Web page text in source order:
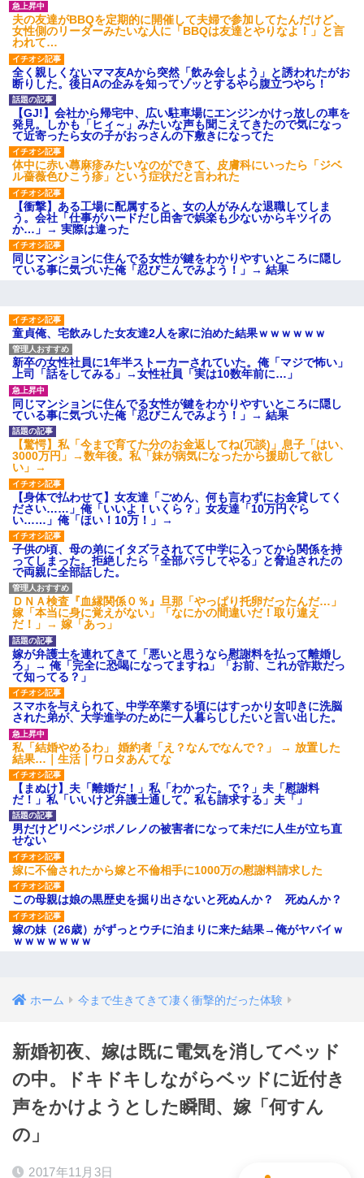
私「初めて飲む味だけどなん
のお茶？」彼「ちっ！」私「」
【GIF】JSのカンチョーワロ
タ
後続車にクラクションを鳴ら
され彼氏が逆切れ。「何クラク
ション鳴らしてんだ！降りてこ
いよ！」と怒鳴りだし...
【衝撃】報酬100万円超の治験
募集がこちらｗｗｗｗｗ(※画像
あり)
【ネット騒然】惨殺されたタ
ワマン頂き女子のこの動画、す
げえええええｗｗｗｗｗｗｗｗ
ｗｗｗ
【愕然】白のクラウン俺氏、
高速道路左車線を制限速度で走
った結果wwwwwwwwwwww
百年の恋12-899 食べた量を
張り合ってくる
【悲報】佐藤輝明・・・２軍
夫の友達がBBQを定期的に開催して夫婦で参加してたんだけど、
女性側のリーダーみたいな人に「BBQは友達とやりなよ！」と言
われて…
全く親しくないママ友Aから突然「飲み会しよう」と誘われたがお
断りした。後日Aの企みを知ってゾッとするやら腹立つやら！
【GJ!】会社から帰宅中、広い駐車場にエンジンかけっ放しの車を
発見。しかも「ヒィ～」みたいな声も聞こえてきたので気になっ
て近寄ったら女の子がおっさんの下敷きになってた
体中に赤い蕁麻疹みたいなのができて、皮膚科にいったら「ジベ
ル薔薇色ひこう疹」という症状だと言われた
【衝撃】ある工場に配属すると、女の人がみんな退職してしま
う。会社「仕事がハードだし田舎で娯楽も少ないからキツイの
か…」→ 実際は違った
同じマンションに住んでる女性が鍵をわかりやすいところに隠し
ている事に気づいた俺「忍びこんでみよう！」→ 結果
童貞俺、宅飲みした女友達2人を家に泊めた結果ｗｗｗｗｗｗ
新卒の女性社員に1年半ストーカーされていた。俺「マジで怖い」
上司「話をしてみる」→女性社員「実は10数年前に…」
同じマンションに住んでる女性が鍵をわかりやすいところに隠し
ている事に気づいた俺「忍びこんでみよう！」→ 結果
【驚愕】私「今まで育てた分のお金返してね(冗談)」息子「はい、
3000万円」→数年後。私「妹が病気になったから援助して欲し
い」→
【身体で払わせて】女友達「ごめん、何も言わずにお金貸してく
ださい……」俺「いいよ！いくら？」女友達「10万円ぐら
い……」俺「ほい！10万！」→
子供の頃、母の弟にイタズラされてて中学に入ってから関係を持
ってしまった。拒絶したら「全部バラしてやる」と脅迫されたの
で両親に全部話した。
ＤＮＡ検査『血縁関係０％』旦那「やっぱり托卵だったんだ…」
嫁「本当に身に覚えがない」「なにかの間違いだ！取り違え
だ！」→ 嫁「あっ」
嫁が弁護士を連れてきて「悪いと思うなら慰謝料を払って離婚し
ろ」→ 俺「完全に恐喝になってますね」「お前、これが詐欺だっ
て知ってる？」
スマホを与えられて、中学卒業する頃にはすっかり女叩きに洗脳
された弟が、大学進学のために一人暮らししたいと言い出した。
私「結婚やめるわ」 婚約者「え？なんでなんで？」 → 放置した
結果…｜生活｜ワロタあんてな
【まぬけ】夫「離婚だ！」私「わかった。で？」夫「慰謝料
だ！」私「いいけど弁護士通して。私も請求する」夫「」
男だけどリベンジポノレノの被害者になって未だに人生が立ち直
せない
嫁に不倫されたから嫁と不倫相手に1000万の慰謝料請求した
この母親は娘の黒歴史を掘り出さないと死ぬんか？ 死ぬんか？
嫁の妹（26歳）がずっとウチに泊まりに来た結果→俺がヤバイｗ
ｗｗｗｗｗｗｗ
ホーム 今まで生きてきて凄く衝撃的だった体験
新婚初夜、嫁は既に電気を消してベッド
の中。ドキドキしながらベッドに近付き
声をかけようとした瞬間、嫁「何すん
の」
2017年11月3日